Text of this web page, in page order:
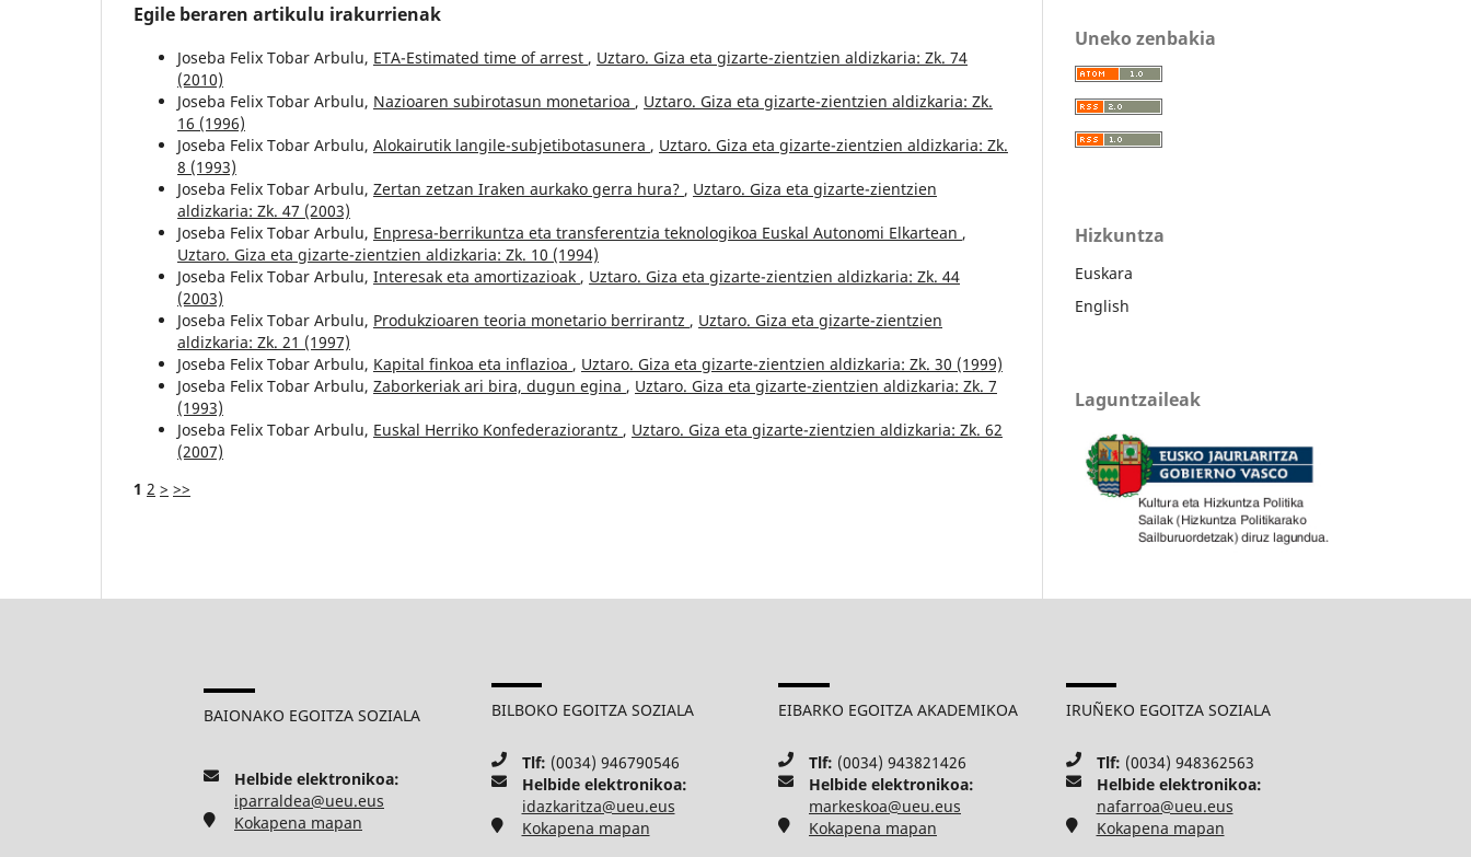
Egile beraren artikulu irakurrienak
Joseba Felix Tobar Arbulu, ETA-Estimated time of arrest , Uztaro. Giza eta gizarte-zientzien aldizkaria: Zk. 74
(2010)
Joseba Felix Tobar Arbulu, Nazioaren subirotasun monetarioa , Uztaro. Giza eta gizarte-zientzien aldizkaria: Zk.
16 (1996)
Joseba Felix Tobar Arbulu, Alokairutik langile-subjetibotasunera , Uztaro. Giza eta gizarte-zientzien aldizkaria: Zk.
8 (1993)
Joseba Felix Tobar Arbulu, Zertan zetzan Iraken aurkako gerra hura? , Uztaro. Giza eta gizarte-zientzien
aldizkaria: Zk. 47 (2003)
Joseba Felix Tobar Arbulu, Enpresa-berrikuntza eta transferentzia teknologikoa Euskal Autonomi Elkartean ,
Uztaro. Giza eta gizarte-zientzien aldizkaria: Zk. 10 (1994)
Joseba Felix Tobar Arbulu, Interesak eta amortizazioak , Uztaro. Giza eta gizarte-zientzien aldizkaria: Zk. 44
(2003)
Joseba Felix Tobar Arbulu, Produkzioaren teoria monetario berrirantz , Uztaro. Giza eta gizarte-zientzien
aldizkaria: Zk. 21 (1997)
Joseba Felix Tobar Arbulu, Kapital finkoa eta inflazioa , Uztaro. Giza eta gizarte-zientzien aldizkaria: Zk. 30 (1999)
Joseba Felix Tobar Arbulu, Zaborkeriak ari bira, dugun egina , Uztaro. Giza eta gizarte-zientzien aldizkaria: Zk. 7
(1993)
Joseba Felix Tobar Arbulu, Euskal Herriko Konfederaziorantz , Uztaro. Giza eta gizarte-zientzien aldizkaria: Zk. 62
(2007)
1 2 > >>
Uneko zenbakia
Hizkuntza
Euskara
English
Laguntzaileak
BAIONAKO EGOITZA SOZIALA
Helbide elektronikoa:
iparraldea@ueu.eus
Kokapena mapan
BILBOKO EGOITZA SOZIALA
Tlf: (0034) 946790546
Helbide elektronikoa:
idazkaritza@ueu.eus
Kokapena mapan
EIBARKO EGOITZA AKADEMIKOA
Tlf: (0034) 943821426
Helbide elektronikoa:
markeskoa@ueu.eus
Kokapena mapan
IRUÑEKO EGOITZA SOZIALA
Tlf: (0034) 948362563
Helbide elektronikoa:
nafarroa@ueu.eus
Kokapena mapan